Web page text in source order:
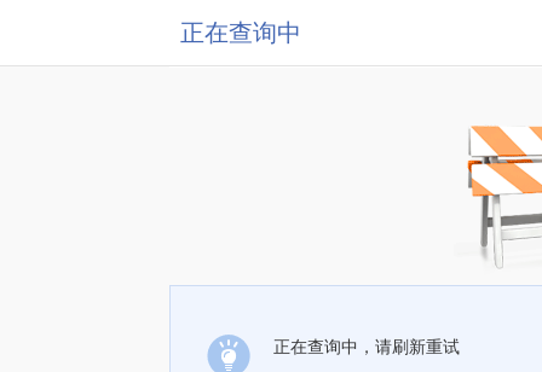
正在查询中
正在查询中，请刷新重试